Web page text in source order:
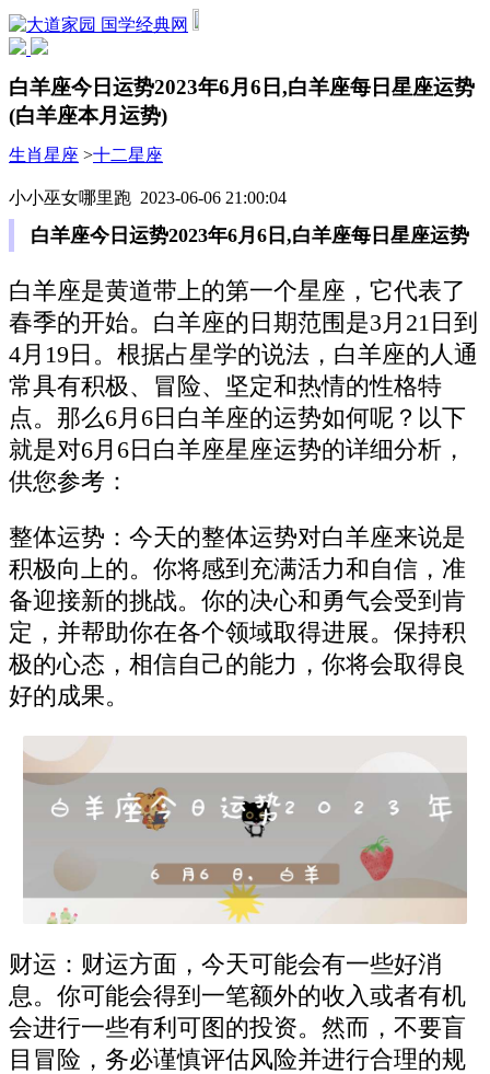
国学经典网
白羊座今日运势2023年6月6日,白羊座每日星座运势
(白羊座本月运势)
生肖星座 >十二星座
小小巫女哪里跑 2023-06-06 21:00:04
白羊座今日运势2023年6月6日,白羊座每日星座运势
白羊座是黄道带上的第一个星座，它代表了
春季的开始。白羊座的日期范围是3月21日到
4月19日。根据占星学的说法，白羊座的人通
常具有积极、冒险、坚定和热情的性格特
点。那么6月6日白羊座的运势如何呢？以下
就是对6月6日白羊座星座运势的详细分析，
供您参考：
整体运势：今天的整体运势对白羊座来说是
积极向上的。你将感到充满活力和自信，准
备迎接新的挑战。你的决心和勇气会受到肯
定，并帮助你在各个领域取得进展。保持积
极的心态，相信自己的能力，你将会取得良
好的成果。
财运：财运方面，今天可能会有一些好消
息。你可能会得到一笔额外的收入或者有机
会进行一些有利可图的投资。然而，不要盲
目冒险，务必谨慎评估风险并进行合理的规